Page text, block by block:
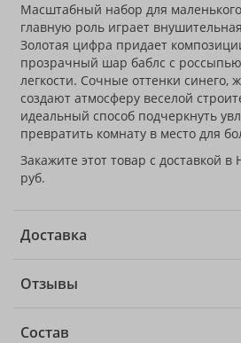
Масштабный набор для
главную роль играет
Золотая цифра придает
прозрачный шар баблс с
легкости. Сочные оттенки синего,
создают атмосферу веселой
идеальный способ подчеркнуть
превратить комнату в место для
Закажите этот товар с доставкой в
руб.
Доставка
Отзывы
Состав